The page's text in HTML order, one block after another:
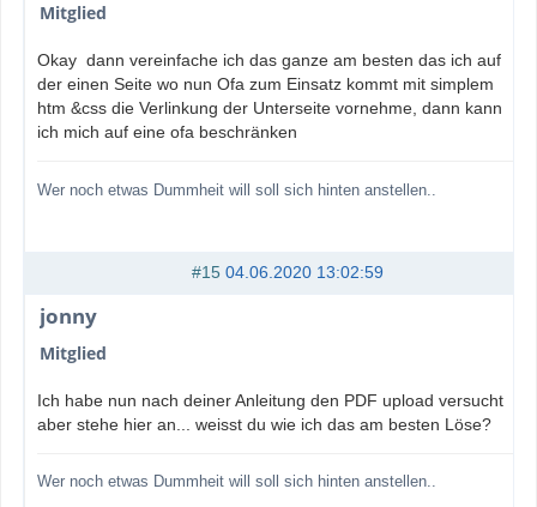
Mitglied
Okay dann vereinfache ich das ganze am besten das ich auf
der einen Seite wo nun Ofa zum Einsatz kommt mit simplem
htm &css die Verlinkung der Unterseite vornehme, dann kann
ich mich auf eine ofa beschränken
Wer noch etwas Dummheit will soll sich hinten anstellen..
#15 04.06.2020 13:02:59
jonny
Mitglied
Ich habe nun nach deiner Anleitung den PDF upload versucht
aber stehe hier an... weisst du wie ich das am besten Löse?
Wer noch etwas Dummheit will soll sich hinten anstellen..